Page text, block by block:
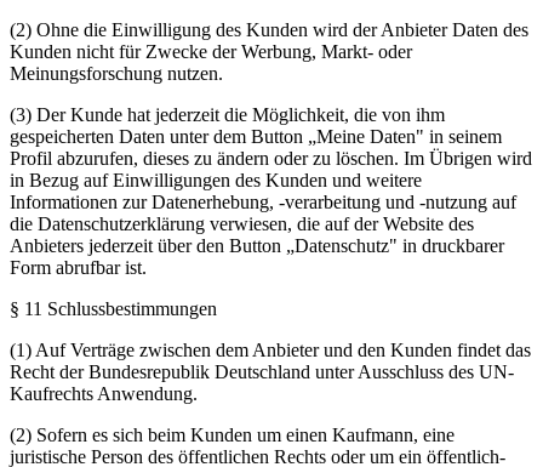
(2) Ohne die Einwilligung des Kunden wird der Anbieter Daten des
Kunden nicht für Zwecke der Werbung, Markt- oder
Meinungsforschung nutzen.
(3) Der Kunde hat jederzeit die Möglichkeit, die von ihm
gespeicherten Daten unter dem Button „Meine Daten" in seinem
Profil abzurufen, dieses zu ändern oder zu löschen. Im Übrigen wird
in Bezug auf Einwilligungen des Kunden und weitere
Informationen zur Datenerhebung, -verarbeitung und -nutzung auf
die Datenschutzerklärung verwiesen, die auf der Website des
Anbieters jederzeit über den Button „Datenschutz" in druckbarer
Form abrufbar ist.
§ 11 Schlussbestimmungen
(1) Auf Verträge zwischen dem Anbieter und den Kunden findet das
Recht der Bundesrepublik Deutschland unter Ausschluss des UN-
Kaufrechts Anwendung.
(2) Sofern es sich beim Kunden um einen Kaufmann, eine
juristische Person des öffentlichen Rechts oder um ein öffentlich-